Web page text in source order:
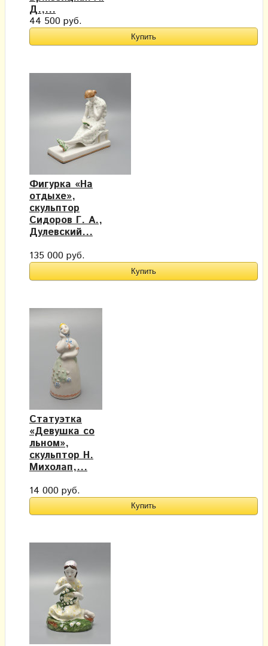
Д.,...
44 500 руб.
Фигурка «На
отдыхе»,
скульптор
Сидоров Г. А.,​
Дулевский...
135 000 руб.
Статуэтка
«Девушка со
льном»,
скульптор Н.
Михолап,...
14 000 руб.